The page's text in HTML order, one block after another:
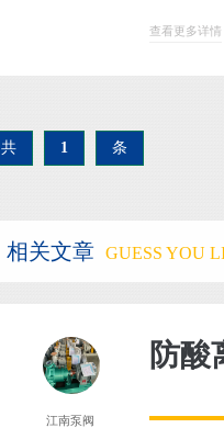
查看更多详情
共 1 条
相关文章 GUESS YOU
江南泵阀
防酸